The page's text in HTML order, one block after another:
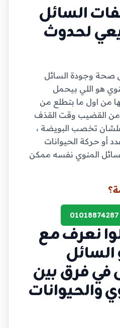
السائل
لحدوث
صحة وجودة السائل
هو اللي بيحمل
من اول ما بتطلع من
من القضيب وقت القذف
تخصب البويضة ،
أو حركة الحيوانات
المنوي نفسه ممكن
نعرف مع
في فرق بين
والحيوانات